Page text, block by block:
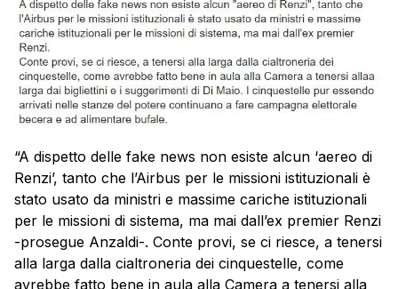
“A dispetto delle fake news non esiste alcun ‘aereo di
Renzi’, tanto che l’Airbus per le missioni istituzionali è
stato usato da ministri e massime cariche istituzionali
per le missioni di sistema, ma mai dall’ex premier Renzi
-prosegue Anzaldi-. Conte provi, se ci riesce, a tenersi
alla larga dalla cialtroneria dei cinquestelle, come
avrebbe fatto bene in aula alla Camera a tenersi alla